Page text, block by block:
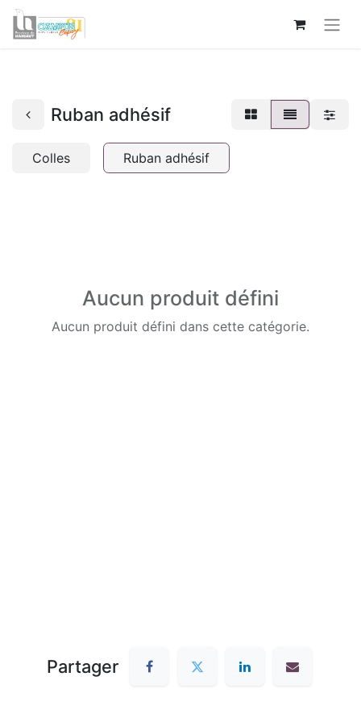
Ruban adhésif
Colles Ruban adhésif
Aucun produit défini
Aucun produit défini dans cette catégorie.
Partager